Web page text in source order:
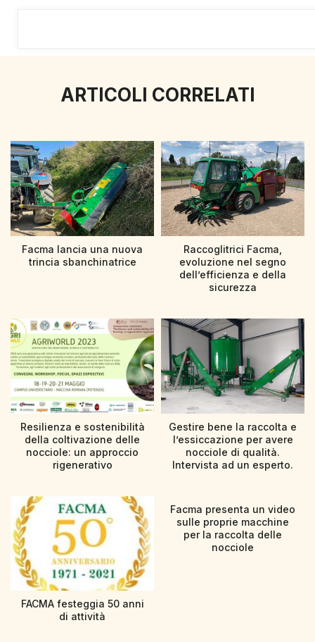
ARTICOLI CORRELATI
Facma lancia una nuova
trincia sbanchinatrice
Raccoglitrici Facma,
evoluzione nel segno
dell’efficienza e della
sicurezza
Resilienza e sostenibilità
della coltivazione delle
nocciole: un approccio
rigenerativo
Gestire bene la raccolta e
l’essiccazione per avere
nocciole di qualità.
Intervista ad un esperto.
FACMA festeggia 50 anni
di attività
Facma presenta un video
sulle proprie macchine
per la raccolta delle
nocciole